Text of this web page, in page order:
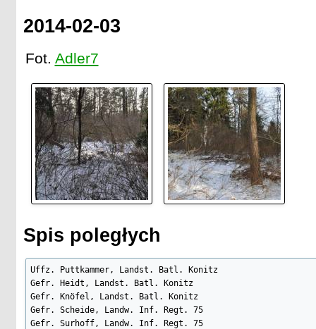
2014-02-03
Fot. Adler7
Spis poległych
Uffz. Puttkammer, Landst. Batl. Konitz
Gefr. Heidt, Landst. Batl. Konitz
Gefr. Knöfel, Landst. Batl. Konitz
Gefr. Scheide, Landw. Inf. Regt. 75
Gefr. Surhoff, Landw. Inf. Regt. 75